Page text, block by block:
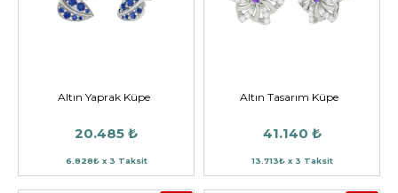
Altın Yaprak Küpe
20.485 ₺
6.828₺ x 3 Taksit
Altın Tasarım Küpe
41.140 ₺
13.713₺ x 3 Taksit